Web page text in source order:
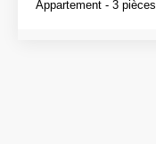
Appartement - 3 pièces